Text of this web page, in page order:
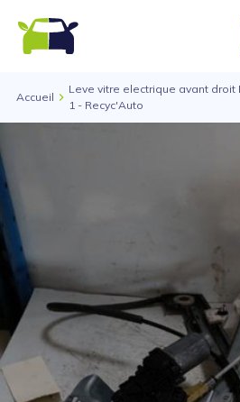
Accueil
Leve vitre electrique avant droit
1 - Recyc'Auto